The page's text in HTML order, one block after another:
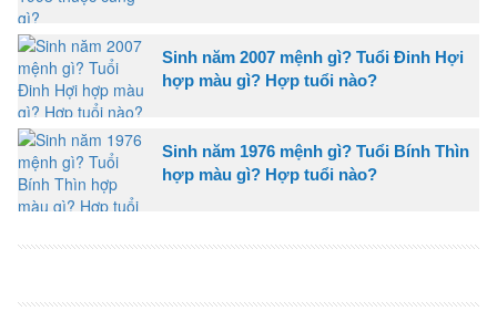
Sinh năm 2007 mệnh gì? Tuổi Đinh Hợi
hợp màu gì? Hợp tuổi nào?
Sinh năm 1976 mệnh gì? Tuổi Bính Thìn
hợp màu gì? Hợp tuổi nào?